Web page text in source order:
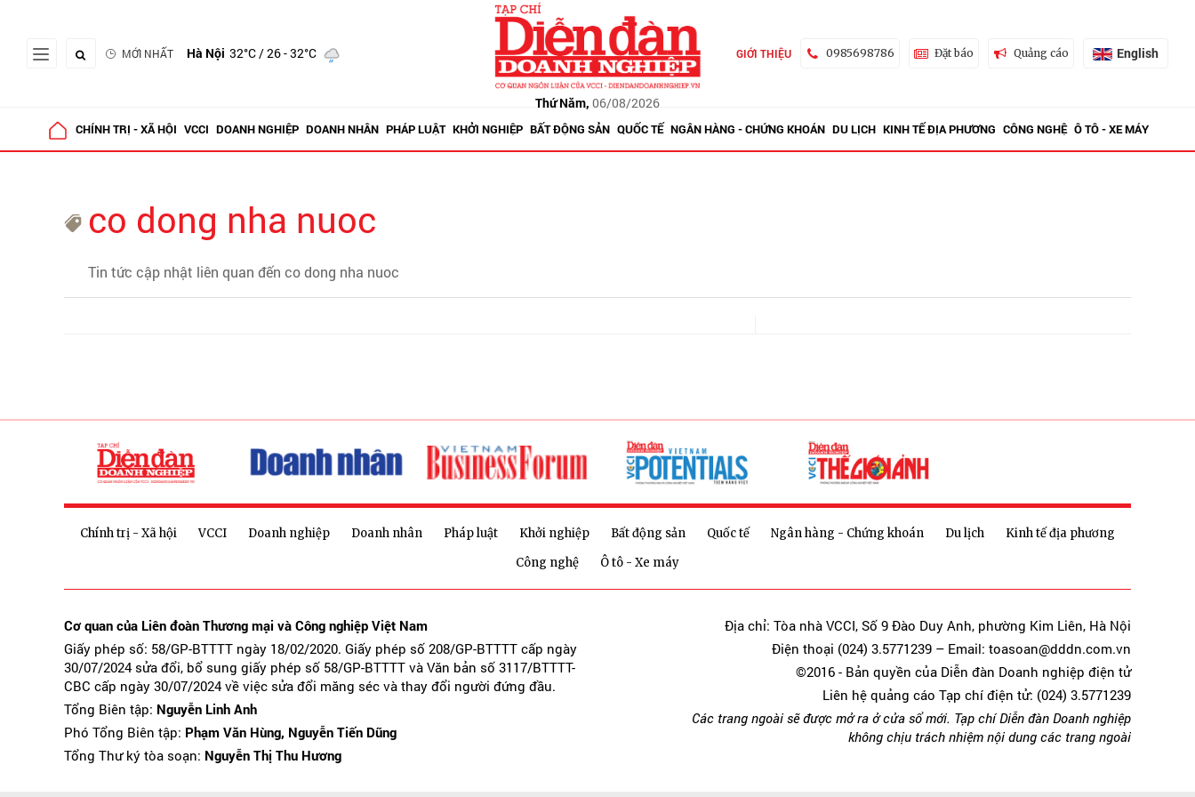
MỚI NHẤT Hà Nội 32°C/ 26 - 32°C
Thứ Năm, 06/08/2026
GIỚI THIỆU 0985698786 Đặt báo Quảng cáo English
CHÍNH TRỊ - XÃ HỘI VCCI DOANH NGHIỆP DOANH NHÂN PHÁP LUẬT KHỞI NGHIỆP BẤT ĐỘNG SẢN QUỐC TẾ NGÂN HÀNG - CHỨNG KHOÁN DU LỊCH KINH TẾ ĐỊA PHƯƠNG CÔNG NGHỆ Ô TÔ - XE MÁY
co dong nha nuoc
Tin tức cập nhật liên quan đến co dong nha nuoc
Chính trị - Xã hội VCCI Doanh nghiệp Doanh nhân Pháp luật Khởi nghiệp Bất động sản Quốc tế Ngân hàng - Chứng khoán Du lịch
Kinh tế địa phương
Công nghệ
Ô tô - Xe máy
Cơ quan của Liên đoàn Thương mại và Công nghiệp Việt Nam
Giấy phép số: 58/GP-BTTTT ngày 18/02/2020. Giấy phép số 208/GP-BTTTT cấp ngày
30/07/2024 sửa đổi, bổ sung giấy phép số 58/GP-BTTTT và Văn bản số 3117/BTTTT-
CBC cấp ngày 30/07/2024 về việc sửa đổi măng séc và thay đổi người đứng đầu.
Tổng Biên tập: Nguyễn Linh Anh
Phó Tổng Biên tập: Phạm Văn Hùng, Nguyễn Tiến Dũng
Tổng Thư ký tòa soạn: Nguyễn Thị Thu Hương
Địa chỉ: Tòa nhà VCCI, Số 9 Đào Duy Anh, phường Kim Liên, Hà Nội
Điện thoại (024) 3.5771239 – Email: toasoan@dddn.com.vn
©2016 - Bản quyền của Diễn đàn Doanh nghiệp điện tử
Liên hệ quảng cáo Tạp chí điện tử: (024) 3.5771239
Các trang ngoài sẽ được mở ra ở cửa sổ mới. Tạp chí Diễn đàn Doanh nghiệp
không chịu trách nhiệm nội dung các trang ngoài